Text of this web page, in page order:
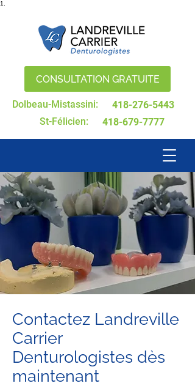
1.
CONSULTATION GRATUITE
Dolbeau-Mistassini:
418-276-5443
St-Félicien:
418-679-7777
Contactez Landreville
Carrier
Denturologistes dès
maintenant